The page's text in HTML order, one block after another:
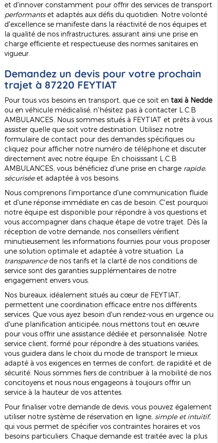
et d'innover constamment pour offrir des services de transport
performantset adaptés aux défis du quotidien. Notre volonté
d'excellence se manifeste dans la réactivité de nos équipes et
la qualité de nos infrastructures, assurant ainsi une prise en
charge efficiente et respectueuse des normes sanitaires en
vigueur.
Demandez un devis pour votre prochain
trajet à 87220 FEYTIAT
Pour tous vos besoins en transport, que ce soit en taxi à Nedde
ou en véhicule médicalisé, n'hésitez pas à contacter L.C.B
AMBULANCES. Nous sommes situés à FEYTIAT et prêts à vous
assister quelle que soit votre destination. Utilisez notre
formulaire de contact pour des demandes spécifiques ou
cliquez pour afficher notre numéro de téléphone et discuter
directement avec notre équipe. En choisissant L.C.B
AMBULANCES, vous bénéficiez d'une prise en charge rapide,
sécuriséeet adaptée à vos besoins.
Nous comprenons l'importance d'une communication fluide
et d'une réponse immédiate en cas de besoin. C'est pourquoi
notre équipe est disponible pour répondre à vos questions et
vous accompagner dans chaque étape de votre trajet. Dès la
réception de votre demande, nos conseillers vérifient
minutieusement les informations fournies pour vous proposer
une solution optimale et adaptée à votre situation. La
transparencede nos tarifs et la clarté de nos conditions de
service sont des garanties supplémentaires de notre
engagement envers vous.
Nos bureaux, idéalement situés au cœur de FEYTIAT,
permettent une coordination efficace entre nos différents
services. Que vous ayez besoin d'un rendez-vous en urgence ou
d'une planification anticipée, nous mettons tout en œuvre
pour vous offrir une assistance dédiée et personnalisée. Notre
service client, formé pour répondre à des situations variées,
vous guidera dans le choix du mode de transport le mieux
adapté à vos exigences en termes de confort, de rapidité et de
sécurité. Nous sommes fiers de contribuer à la mobilité de nos
concitoyens et nous nous engageons à toujours offrir un
service à la hauteur de vos attentes.
Pour finaliser votre demande de devis, vous pouvez également
utiliser notre système de réservation en ligne, simple et intuitif,
qui vous permet de spécifier vos contraintes horaires et vos
besoins particuliers. Chaque demande est traitée avec la plus